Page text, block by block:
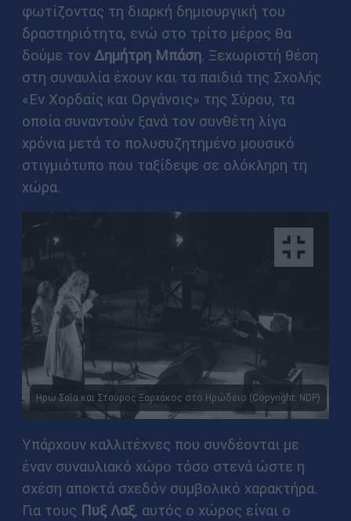
φωτίζοντας τη διαρκή δημιουργική του
δραστηριότητα, ενώ στο τρίτο μέρος θα
δούμε τον Δημήτρη Μπάση. Ξεχωριστή θέση
στη συναυλία έχουν και τα παιδιά της Σχολής
«Εν Χορδαίς και Οργάνοις» της Σύρου, τα
οποία συναντούν ξανά τον συνθέτη λίγα
χρόνια μετά το πολυσυζητημένο μουσικό
στιγμιότυπο που ταξίδεψε σε ολόκληρη τη
χώρα.
Ηρώ Σαΐα και Σταύρος Ξαρχάκος στο Ηρώδειο (Copyright: NDP)
Υπάρχουν καλλιτέχνες που συνδέονται με
έναν συναυλιακό χώρο τόσο στενά ώστε η
σχέση αποκτά σχεδόν συμβολικό χαρακτήρα.
Για τους Πυξ Λαξ, αυτός ο χώρος είναι ο